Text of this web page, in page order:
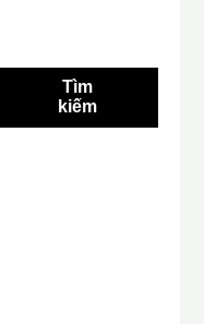
Tìm
kiếm